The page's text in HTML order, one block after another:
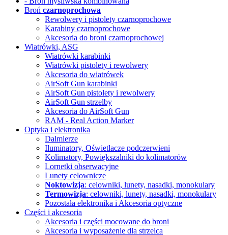
Broń czarnoprochowa
Rewolwery i pistolety czarnoprochowe
Karabiny czarnoprochowe
Akcesoria do broni czarnoprochowej
Wiatrówki, ASG
Wiatrówki karabinki
Wiatrówki pistolety i rewolwery
Akcesoria do wiatrówek
AirSoft Gun karabinki
AirSoft Gun pistolety i rewolwery
AirSoft Gun strzelby
Akcesoria do AirSoft Gun
RAM - Real Action Marker
Optyka i elektronika
Dalmierze
Iluminatory, Oświetlacze podczerwieni
Kolimatory, Powiększalniki do kolimatorów
Lornetki obserwacyjne
Lunety celownicze
Noktowizja: celowniki, lunety, nasadki, monokulary
Termowizja: celowniki, lunety, nasadki, monokulary
Pozostała elektronika i Akcesoria optyczne
Części i akcesoria
Akcesoria i części mocowane do broni
Akcesoria i wyposażenie dla strzelca